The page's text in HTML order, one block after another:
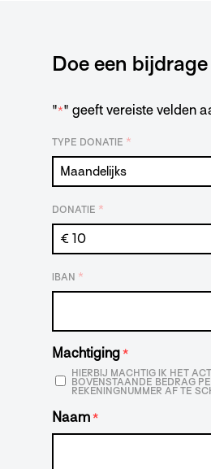
Doe een bijdrage
"*" geeft vereiste velden
TYPE DONATIE *
DONATIE *
IBAN *
Machtiging *
HIERBIJ MACHTIG IK HET
BOVENSTAANDE BEDRAG
REKENINGNUMMER AF TE
Naam *